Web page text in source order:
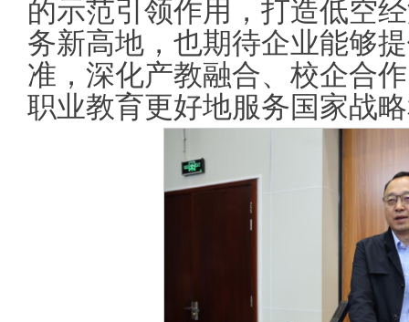
的示范引领作用，打造低空
务新高地，也期待企业能够
准，深化产教融合、校企合
职业教育更好地服务国家战